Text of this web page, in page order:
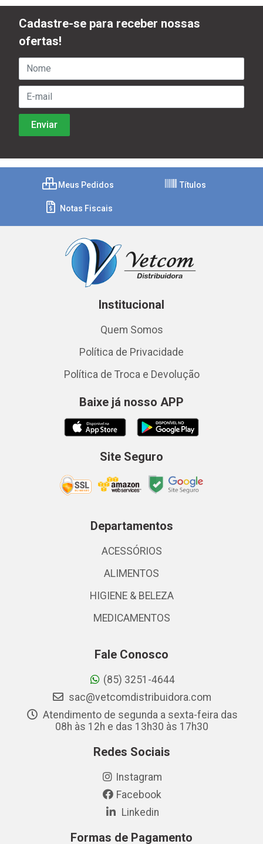
Cadastre-se para receber nossas
ofertas!
Meus Pedidos Títulos
Notas Fiscais
Institucional
Quem Somos
Política de Privacidade
Política de Troca e Devolução
Baixe já nosso APP
Site Seguro
Departamentos
ACESSÓRIOS
ALIMENTOS
HIGIENE & BELEZA
MEDICAMENTOS
Fale Conosco
(85) 3251-4644
sac@vetcomdistribuidora.com
Atendimento de segunda a sexta-feira das
08h às 12h e das 13h30 às 17h30
Redes Sociais
Instagram
Facebook
Linkedin
Formas de Pagamento